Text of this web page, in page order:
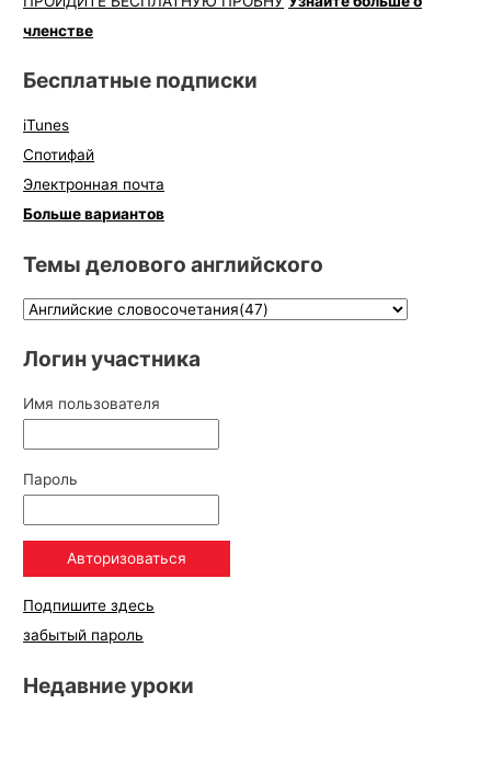
членстве
Бесплатные подписки
iTunes
Спотифай
Электронная почта
Больше вариантов
Темы делового английского
Логин участника
Имя пользователя
Пароль
Подпишите здесь
забытый пароль
Недавние уроки